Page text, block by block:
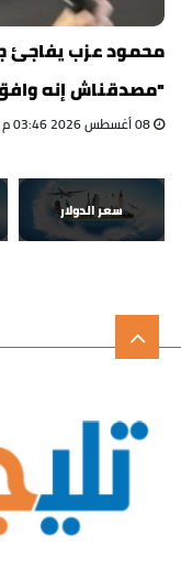
محمود عزب يفاجئ
"مصدقناش إنه
سعر الدولار